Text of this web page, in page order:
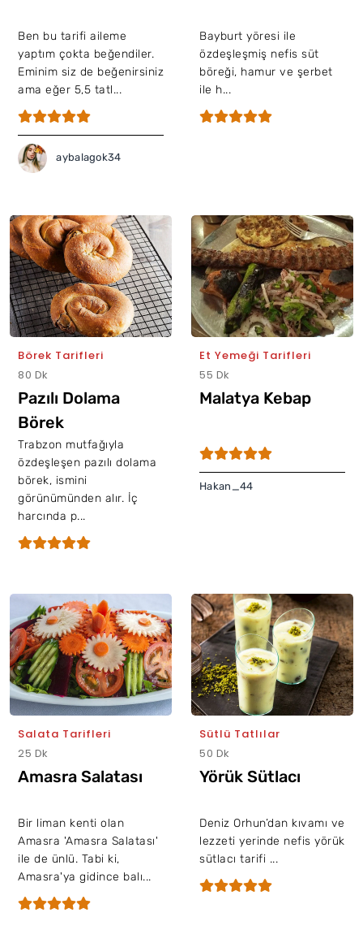
Ben bu tarifi aileme
yaptım çokta beğendiler.
Eminim siz de beğenirsiniz
ama eğer 5,5 tatl...
aybalagok34
Bayburt yöresi ile
özdeşleşmiş nefis süt
böreği, hamur ve şerbet
ile h...
Börek Tarifleri
80 Dk
Pazılı Dolama
Börek
Trabzon mutfağıyla
özdeşleşen pazılı dolama
börek, ismini
görünümünden alır. İç
harcında p...
Et Yemeği Tarifleri
55 Dk
Malatya Kebap
Hakan_44
Salata Tarifleri
25 Dk
Amasra Salatası
Bir liman kenti olan
Amasra 'Amasra Salatası'
ile de ünlü. Tabi ki,
Amasra'ya gidince balı...
Sütlü Tatlılar
50 Dk
Yörük Sütlacı
Deniz Orhun’dan kıvamı ve
lezzeti yerinde nefis yörük
sütlacı tarifi ...